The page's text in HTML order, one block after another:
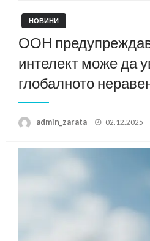
НОВИНИ
ООН
интелект може да
глобалното
admin_zarata
Posted
02.12.2025